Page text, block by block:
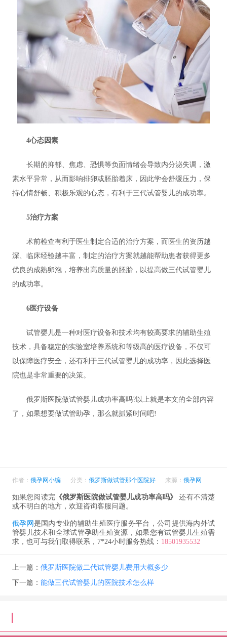
4心态因素
长期的抑郁、焦虑、恐惧等负面情绪会导致内分泌失调，激
素水平异常，从而影响排卵或胚胎着床，因此学会舒缓压力，保
持心情舒畅、积极乐观的心态，有利于三代试管婴儿的成功率。
5治疗方案
术前检查有利于医生制定合适的治疗方案，而医生的资历越
深、临床经验越丰富，制定的治疗方案就越能帮助患者获得更多
优良的成熟卵泡，培养出高质量的胚胎，以提高做三代试管婴儿
的成功率。
6医疗设备
试管婴儿是一种对医疗设备和技术均有较高要求的辅助生殖
技术，具备稳定的实验室培养系统和等级高的医疗设备，不仅可
以保障医疗安全，还有利于三代试管婴儿的成功率，因此选择医
院也是非常重要的决策。
俄罗斯医院做试管婴儿成功率高吗?以上就是本文的全部内容
了，如果想要做试管助孕，那么就抓紧时间吧!
作者： 俄孕网小编 分类： 俄罗斯做试管那个医院好 来源： 俄孕网
如果您阅读完《俄罗斯医院做试管婴儿成功率高吗》
还有不清楚
或不明白的地方，欢迎咨询客服问题。
俄孕网 是国内专业的辅助生殖医疗服务平台，公司提供海内外试
管婴儿技术和全球试管孕助生殖资源，如果您有试管婴儿生殖需
求，也可与我们取得联系，7*24小时服务热线： 18501935532
上一篇： 俄罗斯医院做二代试管婴儿费用大概多少
下一篇： 能做三代试管婴儿的医院技术怎么样